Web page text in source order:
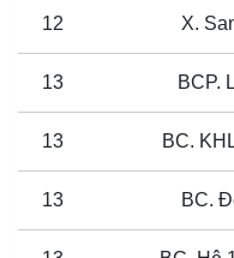
12 X.
13 BCP.
13 BC.
13 BC.